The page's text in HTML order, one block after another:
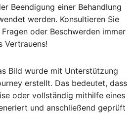
Beendigung einer Behandlung
werden. Konsultieren Sie
oder Beschwerden immer
Vertrauens!
Bild wurde mit Unterstützung
erstellt. Das bedeutet, dass
oder vollständig mithilfe eines
und anschließend geprüft